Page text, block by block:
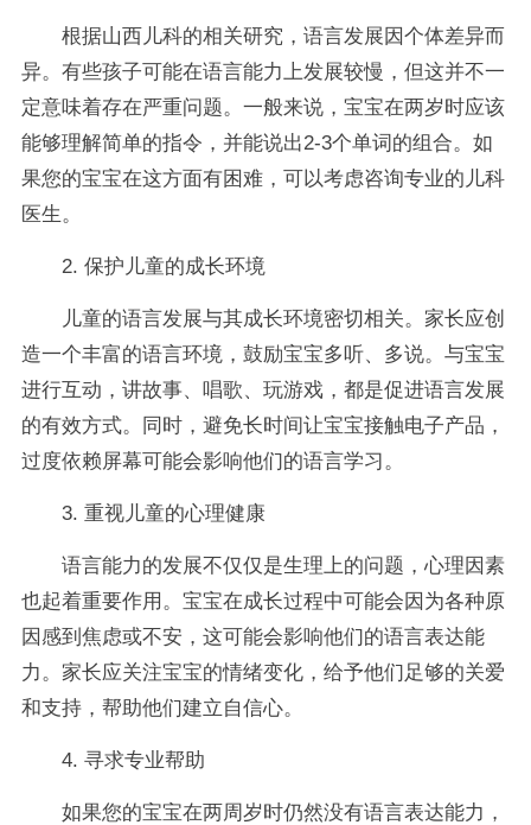
根据山西儿科的相关研究，语言发展因个体差异而
异。有些孩子可能在语言能力上发展较慢，但这并不一
定意味着存在严重问题。一般来说，宝宝在两岁时应该
能够理解简单的指令，并能说出2-3个单词的组合。如
果您的宝宝在这方面有困难，可以考虑咨询专业的儿科
医生。
2. 保护儿童的成长环境
儿童的语言发展与其成长环境密切相关。家长应创
造一个丰富的语言环境，鼓励宝宝多听、多说。与宝宝
进行互动，讲故事、唱歌、玩游戏，都是促进语言发展
的有效方式。同时，避免长时间让宝宝接触电子产品，
过度依赖屏幕可能会影响他们的语言学习。
3. 重视儿童的心理健康
语言能力的发展不仅仅是生理上的问题，心理因素
也起着重要作用。宝宝在成长过程中可能会因为各种原
因感到焦虑或不安，这可能会影响他们的语言表达能
力。家长应关注宝宝的情绪变化，给予他们足够的关爱
和支持，帮助他们建立自信心。
4. 寻求专业帮助
如果您的宝宝在两周岁时仍然没有语言表达能力，